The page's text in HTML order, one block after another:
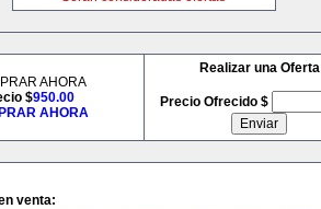
AHORA
$950.00
AHORA
Realizar una Oferta
Precio Ofrecido $
venta: